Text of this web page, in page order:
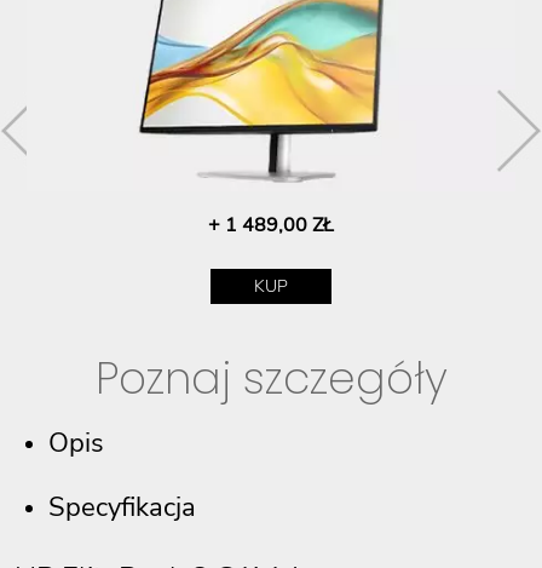
+ 1 489,00 ZŁ
KUP
Poznaj szczegóły
Opis
Specyfikacja